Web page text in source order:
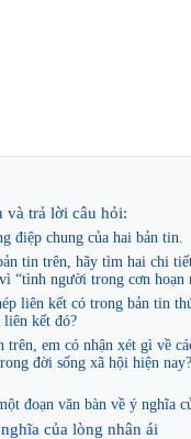
và trả lời câu hỏi:
điệp chung của hai bản tin.
tin trên, hãy tìm hai chi
“tình người trong cơn hoạn
liên kết có trong bản tin
liên kết đó?
trên, em có nhận xét gì về
đời sống xã hội hiện
đoạn văn bàn về ý nghĩa
của lòng nhân ái